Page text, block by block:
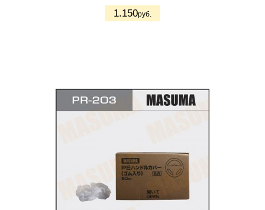
1.150руб.